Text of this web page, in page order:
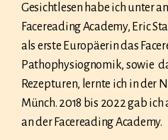
Gesichtlesen habe ich unter
Facereading Academy, Eric
als erste Europäerin das
Pathophysiognomik, sowie
Rezepturen, lernte ich in der
Münch. 2018 bis 2022 gab
an der Facereading Academy.